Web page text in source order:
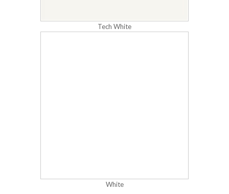
Tech White
White